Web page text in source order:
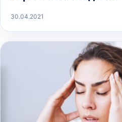
30.04.2021